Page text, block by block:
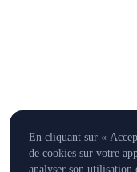
En cliquant sur «
de cookies sur votre
analyser son utilisation